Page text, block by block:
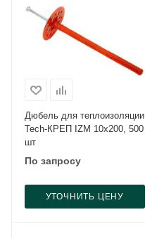
Дюбель для теплоизоляции
Tech-КРЕП IZM 10x200, 500
шт
По запросу
УТОЧНИТЬ ЦЕНУ